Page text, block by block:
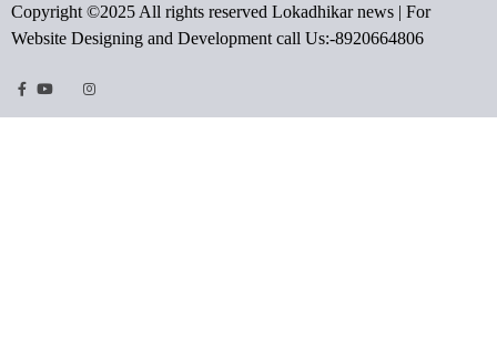
Copyright ©2025 All rights reserved Lokadhikar news | For
Website Designing and Development call Us:-8920664806
Facebook
Youtube
TwitterInstragram